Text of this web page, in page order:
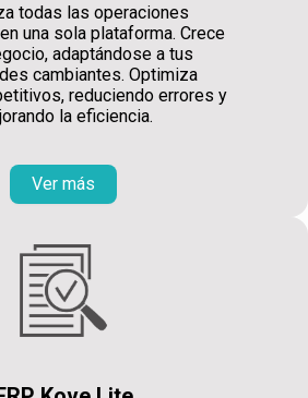
todas las operaciones
una sola plataforma. Crece
adaptándose a tus
cambiantes. Optimiza
reduciendo errores y
la eficiencia.
Ver más